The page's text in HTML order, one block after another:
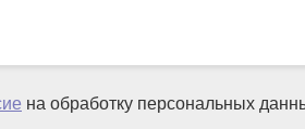
на обработку персональных